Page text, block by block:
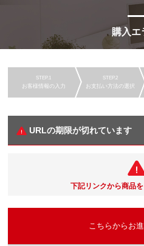
購入エ
お客様情報の入力 お支払い方法の選択
URLの期限が切れています
下記リンクから商品を
こちらからお